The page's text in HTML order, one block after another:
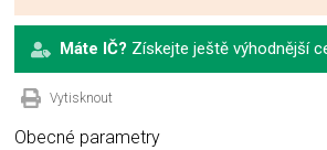
Máte IČ? Získejte ještě výhodnější
Vytisknout
Obecné parametry